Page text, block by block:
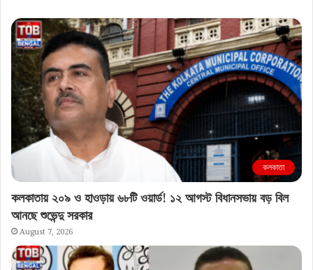
কলকাতা
মুখ্যমন্ত্রীর সঙ্গে বৈঠকে ঋতব্রত এন্ড কোম্পানি
August 7, 2026